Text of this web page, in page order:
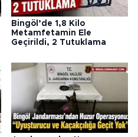
Bingöl’de 1,8 Kilo
Metamfetamin Ele
Geçirildi, 2 Tutuklama